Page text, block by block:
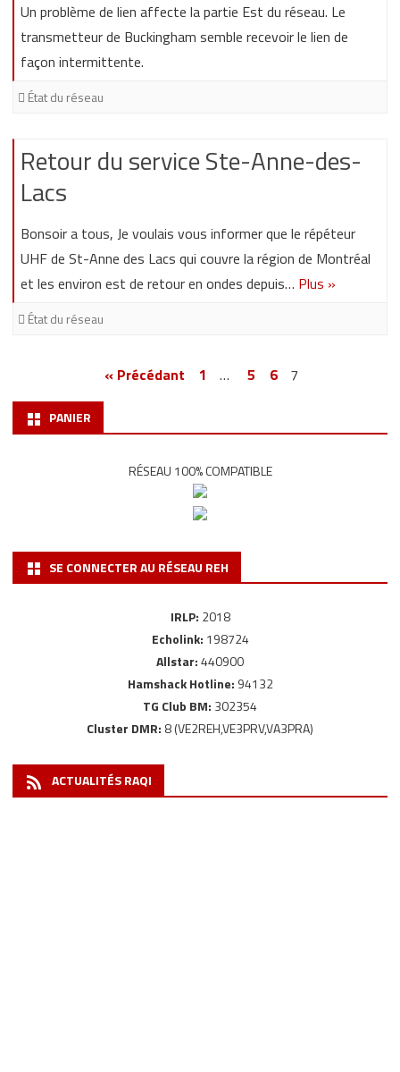
Un problème de lien affecte la partie Est du réseau. Le
transmetteur de Buckingham semble recevoir le lien de
façon intermittente.
État du réseau
Retour du service Ste-Anne-des-
Lacs
Bonsoir a tous, Je voulais vous informer que le répéteur
UHF de St-Anne des Lacs qui couvre la région de Montréal
et les environ est de retour en ondes depuis… Plus »
État du réseau
des
publications
« Précédant 1 … 5 6 7
PANIER
RÉSEAU 100% COMPATIBLE
SE CONNECTER AU RÉSEAU REH
IRLP: 2018
Echolink: 198724
Allstar:440900
Hamshack Hotline: 94132
TG Club BM: 302354
Cluster DMR: 8 (VE2REH,VE3PRV,VA3PRA)
ACTUALITÉS RAQI